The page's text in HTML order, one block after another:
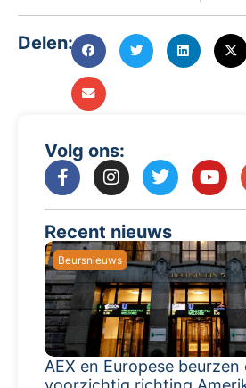
Delen:
Volg ons:
Recent nieuws
Beursnieuws
AEX en Europese beurzen